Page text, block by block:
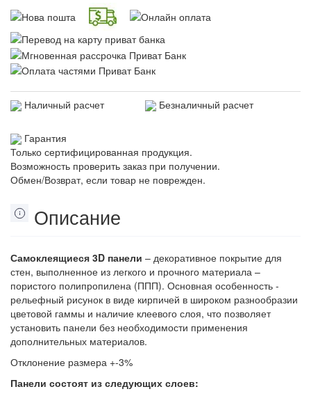
Наличный расчет Безналичный расчет
Гарантия
Только сертифицированная продукция.
Возможность проверить заказ при получении.
Обмен/Возврат, если товар не поврежден.
Описание
Самоклеящиеся 3D панели – декоративное покрытие для
стен, выполненное из легкого и прочного материала –
пористого полипропилена (ППП). Основная особенность -
рельефный рисунок в виде кирпичей в широком разнообразии
цветовой гаммы и наличие клеевого слоя, что позволяет
установить панели без необходимости применения
дополнительных материалов.
Отклонение размера +-3%
Панели состоят из следующих слоев: